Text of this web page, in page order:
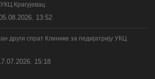
Крагујевац
13:52
други спрат Клинике за педијатрију УКЦ
15:18